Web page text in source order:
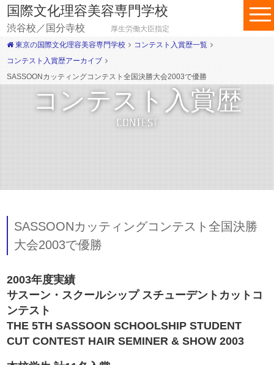
国際文化理容美容専門学校
渋谷校／国分寺校
厚生労働大臣指定
東京の国際文化理容美容専門学校
コンテスト入賞歴一覧
コンテスト入賞歴アーカイブ
SASSOONカッティングコンテスト全国決勝大会2003で優勝
コンテスト入賞歴
CONTEST
SASSOONカッティングコンテスト全国決勝
大会2003で優勝
2003年度実績
サスーン・スクールシップ スチューデントカットコ
ンテスト
THE 5TH SASSOON SCHOOLSHIP STUDENT
CUT CONTEST HAIR SEMINER & SHOW 2003